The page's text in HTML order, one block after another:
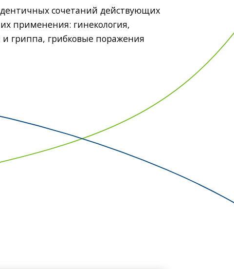
сочетаний действующих
применения: гинекология,
гриппа, грибковые поражения